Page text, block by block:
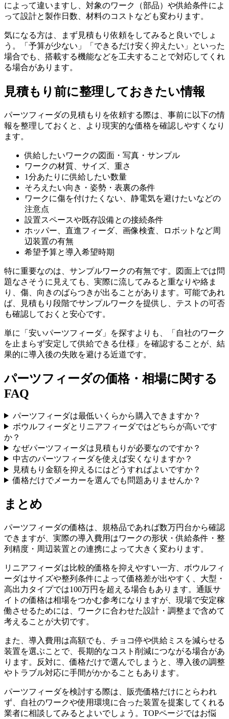
によって違いますし、対象のワーク（部品）や供給条件によ
って設計と製作日数、材料のコストなども変わります。
気になる方は、まず見積もり依頼をしてみると良いでしょ
う。「予算が少ない」「できるだけ安く抑えたい」といった
場合でも、搭載する機能などを工夫することで対応してくれ
る場合があります。
見積もり前に整理しておきたい情報
パーツフィーダの見積もりを依頼する際は、事前に以下の情
報を整理しておくと、より現実的な価格を確認しやすくなり
ます。
供給したいワークの図面・写真・サンプル
ワークの材質、サイズ、重さ
1分あたりに供給したい数量
そろえたい向き・姿勢・表裏の条件
ワークに傷を付けたくない、静電気を避けたいなどの
注意点
設置スペースや既存設備との接続条件
ホッパー、直進フィーダ、画像検査、ロボットなど周
辺装置の有無
希望予算と導入希望時期
特に重要なのは、サンプルワークの有無です。図面上では問
題なさそうに見えても、実際に流してみると重なりや絡ま
り、傷、向きのばらつきが出ることがあります。可能であれ
ば、見積もり段階でサンプルワークを提供し、テストの可否
も確認しておくと安心です。
単に「安いパーツフィーダ」を探すよりも、「自社のワーク
を止まらず安定して供給できる仕様」を確認することが、結
果的に導入後の失敗を避ける近道です。
パーツフィーダの価格・相場に関する
FAQ
パーツフィーダは最低いくらから購入できますか？
ボウルフィーダとリニアフィーダではどちらが高いです
か？
なぜパーツフィーダは見積もりが必要なのですか？
中古のパーツフィーダを使えば安くなりますか？
見積もり金額を抑えるにはどうすればよいですか？
価格だけでメーカーを選んでも問題ありませんか？
まとめ
パーツフィーダの価格は、規格品であれば数万円台から確認
できますが、実際の導入費用はワークの形状・供給条件・整
列精度・周辺装置との連携によって大きく変わります。
リニアフィーダは比較的価格を抑えやすい一方、ボウルフィ
ーダはサイズや整列条件によって価格差が出やすく、大型・
高出力タイプでは100万円を超える場合もあります。通販サ
イトの価格は相場をつかむ参考になりますが、現場で安定稼
働させるためには、ワークに合わせた設計・調整まで含めて
考えることが大切です。
また、導入費用は高額でも、チョコ停や供給ミスを減らせる
装置を選ぶことで、長期的なコスト削減につながる場合があ
ります。反対に、価格だけで選んでしまうと、導入後の調整
やトラブル対応に手間がかかることもあります。
パーツフィーダを検討する際は、販売価格だけにとらわれ
ず、自社のワークや使用環境に合った装置を提案してくれる
業者に相談してみるとよいでしょう。TOPページではお悩